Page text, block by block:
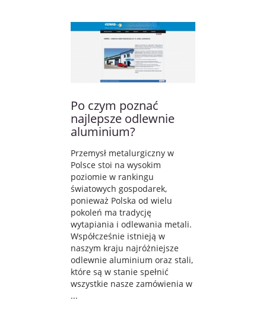
Po czym poznać
najlepsze odlewnie
aluminium?
Przemysł metalurgiczny w
Polsce stoi na wysokim
poziomie w rankingu
światowych gospodarek,
ponieważ Polska od wielu
pokoleń ma tradycję
wytapiania i odlewania metali.
Współcześnie istnieją w
naszym kraju najróżniejsze
odlewnie aluminium oraz stali,
które są w stanie spełnić
wszystkie nasze zamówienia w
...